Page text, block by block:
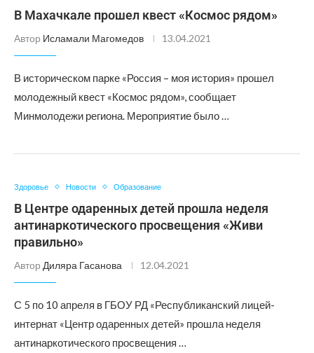
В Махачкале прошел квест «Космос рядом»
Автор Исламали Магомедов 13.04.2021
В историческом парке «Россия – моя история» прошел
молодежный квест «Космос рядом», сообщает
Минмолодежи региона. Мероприятие было …
Здоровье Новости Образование
В Центре одаренных детей прошла неделя
антинаркотического просвещения «Живи
правильно»
Автор Диляра Гасанова 12.04.2021
С 5 по 10 апреля в ГБОУ РД «Республиканский лицей-
интернат «Центр одаренных детей» прошла неделя
антинаркотического просвещения …